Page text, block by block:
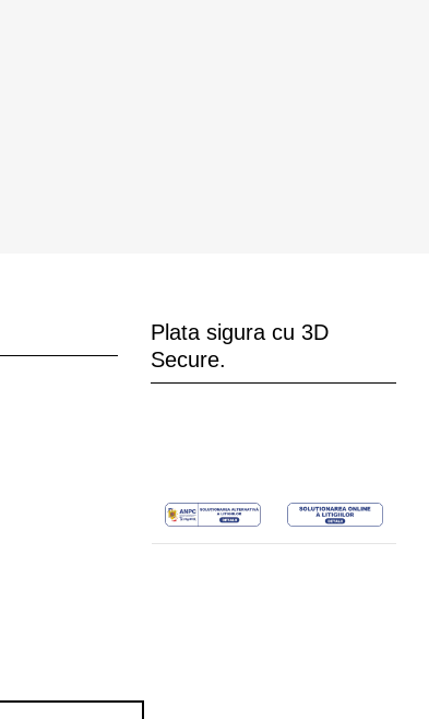
Plata sigura cu 3D
Secure.